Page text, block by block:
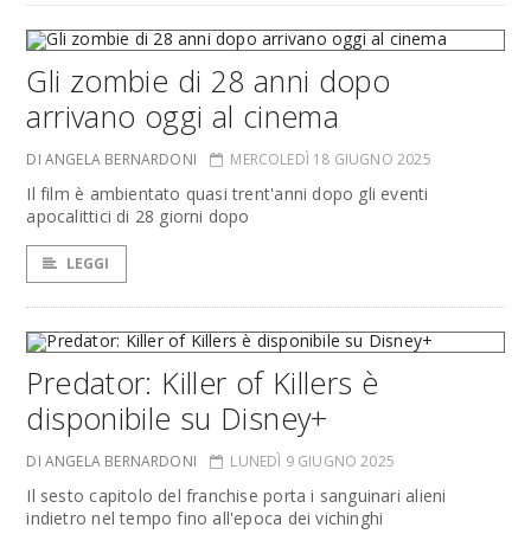
Gli zombie di 28 anni dopo
arrivano oggi al cinema
DI ANGELA BERNARDONI MERCOLEDÌ 18 GIUGNO 2025
Il film è ambientato quasi trent'anni dopo gli eventi
apocalittici di 28 giorni dopo
LEGGI
Predator: Killer of Killers è
disponibile su Disney+
DI ANGELA BERNARDONI LUNEDÌ 9 GIUGNO 2025
Il sesto capitolo del franchise porta i sanguinari alieni
indietro nel tempo fino all'epoca dei vichinghi